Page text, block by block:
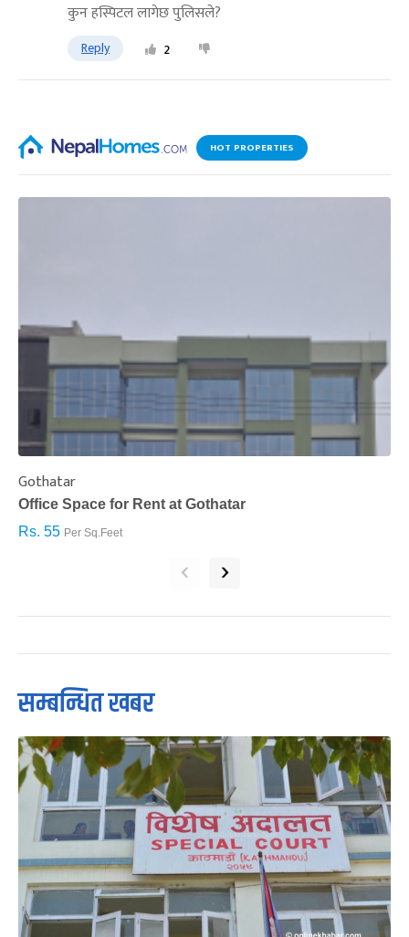
कुन हस्पिटल लागेछ पुलिसले?
Reply 2
HOT PROPERTIES
Gothatar
Office Space for Rent at Gothatar
Rs. 55 Per Sq.Feet
‹ ›
सम्बन्धित खबर